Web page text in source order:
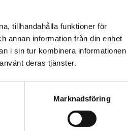
tillhandahålla funktioner för
annan information från din enhet
i sin tur kombinera informationen
deras tjänster.
Marknadsföring
en
Allmänna länkar